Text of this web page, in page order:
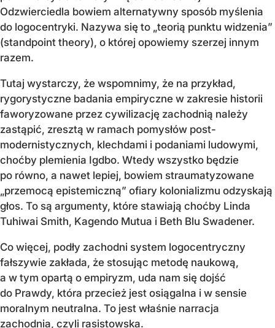
Odzwierciedla bowiem alternatywny sposób myślenia
do logocentryki. Nazywa się to „teorią punktu widzenia”
(standpoint theory), o której opowiemy szerzej innym
razem.
Tutaj wystarczy, że wspomnimy, że na przykład,
rygorystyczne badania empiryczne w zakresie historii
faworyzowane przez cywilizację zachodnią należy
zastąpić, zresztą w ramach pomysłów post-
modernistycznych, klechdami i podaniami ludowymi,
choćby plemienia Igdbo. Wtedy wszystko będzie
po równo, a nawet lepiej, bowiem straumatyzowane
„przemocą epistemiczną” ofiary kolonializmu odzyskają
głos. To są argumenty, które stawiają choćby Linda
Tuhiwai Smith, Kagendo Mutua i Beth Blu Swadener.
Co więcej, podły zachodni system logocentryczny
fałszywie zakłada, że stosując metodę naukową,
a w tym opartą o empiryzm, uda nam się dojść
do Prawdy, która przecież jest osiągalna i w sensie
moralnym neutralna. To jest właśnie narracja
zachodnia, czyli rasistowska.